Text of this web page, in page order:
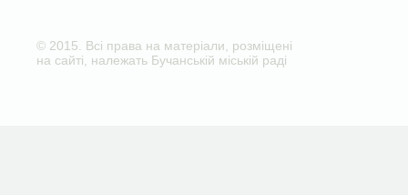
© 2015. Всі права на матеріали, розміщені
на сайті, належать Бучанській міській раді